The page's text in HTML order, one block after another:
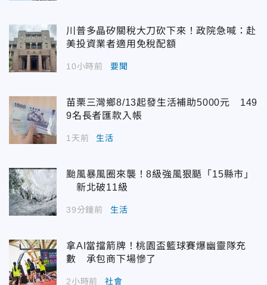
川普多晶矽關稅大刀砍下來！政院急喊：赴
美投資業者適用免稅配額
10小時前 要聞
苗栗三灣鄉8/13起發生活補助5000元 149
9名長者匯款入帳
1天前 生活
颱風暴風圈來襲！8級強風狠颳「15縣市」
新北破11級
39分鐘前 生活
拿AI當擋箭牌！桃園盃籃球賽爆幽靈隊充
數 承包商下場慘了
2小時前 社會